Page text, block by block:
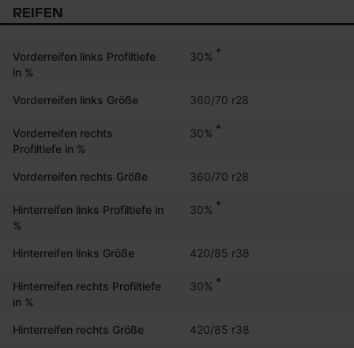
REIFEN
Vorderreifen links Profiltiefe
in %
30% *
Vorderreifen links Größe 360/70 r28
Vorderreifen rechts
Profiltiefe in %
30% *
Vorderreifen rechts Größe 360/70 r28
Hinterreifen links Profiltiefe in
%
30% *
Hinterreifen links Größe 420/85 r38
Hinterreifen rechts Profiltiefe
in %
30% *
Hinterreifen rechts Größe 420/85 r38